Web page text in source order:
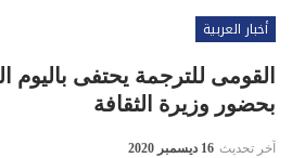
أخبار العربية
القومى للترجمة يحتفى باليوم
بحضور وزيرة الثقافة
آخر تحديث 16 ديسمبر 2020